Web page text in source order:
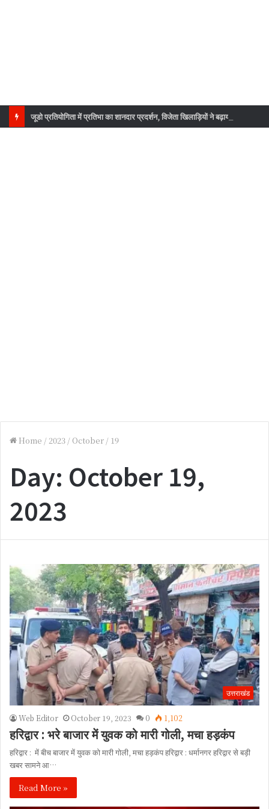
Home /2023 / October / 19
Day: October 19,
2023
उत्तराखंड
Web Editor October 19, 2023 0 1,102
हरिद्वार : भरे बाजार में युवक को मारी गोली, मचा हड़कंप
हरिद्वार : में बीच बाजार में युवक को मारी गोली, मचा हड़कंप हरिद्वार : धर्मानगर हरिद्वार से बड़ी
खबर सामने आ…
Read More »